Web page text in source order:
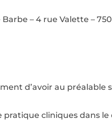
– 4 rue Valette –
d’avoir au préalable
pratique cliniques dans